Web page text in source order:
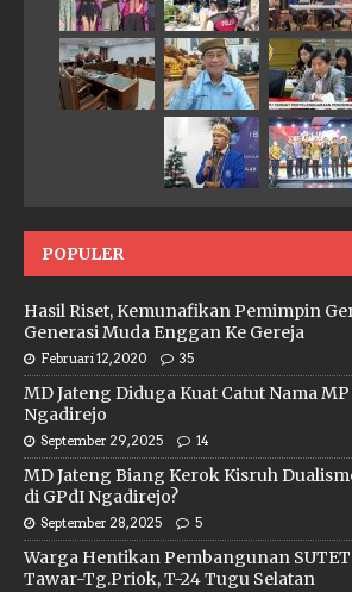
POPULER
Hasil Riset, Kemunafikan Pemimpin
Generasi Muda Enggan Ke Gereja
Februari 12, 2020 35
MD Jateng Diduga Kuat Catut Nama
Ngadirejo
September 29, 2025 14
MD Jateng Biang Kerok Kisruh
di GPdI Ngadirejo?
September 28, 2025 5
Warga Hentikan Pembangunan
Tawar-Tg.Priok, T-24 Tugu Selatan